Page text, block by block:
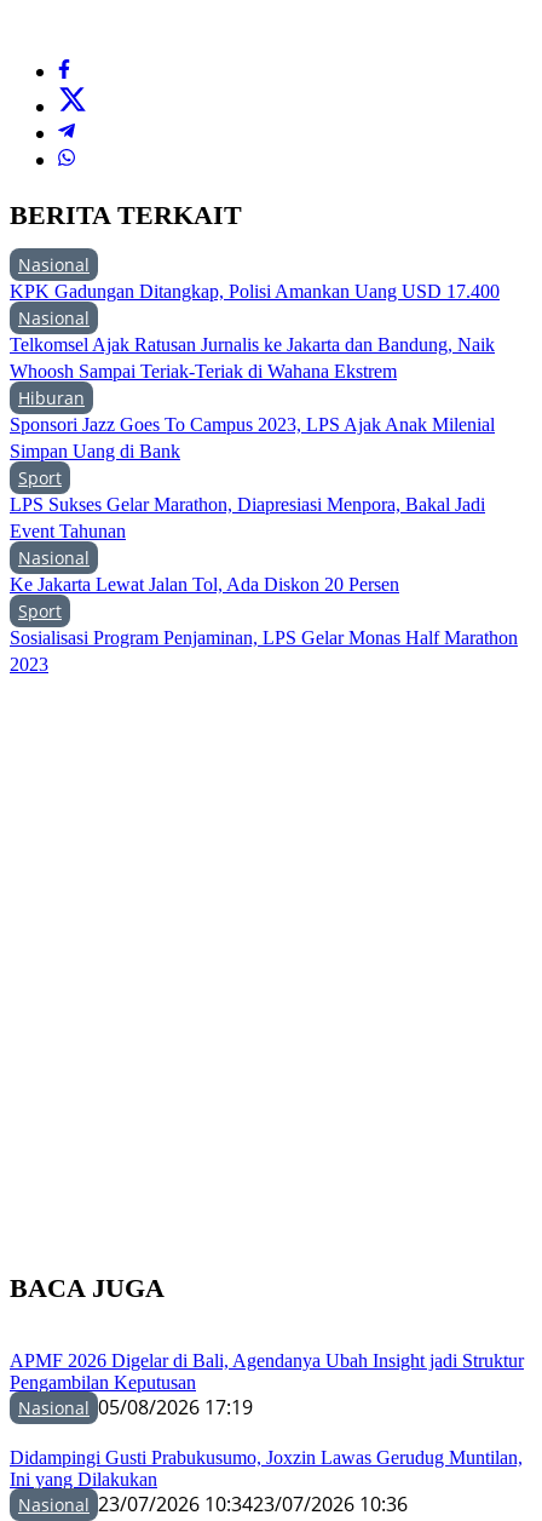
BERITA TERKAIT
Nasional
KPK Gadungan Ditangkap, Polisi Amankan Uang USD 17.400
Nasional
Telkomsel Ajak Ratusan Jurnalis ke Jakarta dan Bandung, Naik
Whoosh Sampai Teriak-Teriak di Wahana Ekstrem
Hiburan
Sponsori Jazz Goes To Campus 2023, LPS Ajak Anak Milenial
Simpan Uang di Bank
Sport
LPS Sukses Gelar Marathon, Diapresiasi Menpora, Bakal Jadi
Event Tahunan
Nasional
Ke Jakarta Lewat Jalan Tol, Ada Diskon 20 Persen
Sport
Sosialisasi Program Penjaminan, LPS Gelar Monas Half Marathon
2023
BACA JUGA
APMF 2026 Digelar di Bali, Agendanya Ubah Insight jadi Struktur
Pengambilan Keputusan
Nasional 05/08/2026 17:19
Didampingi Gusti Prabukusumo, Joxzin Lawas Gerudug Muntilan,
Ini yang Dilakukan
Nasional 23/07/2026 10:3423/07/2026 10:36